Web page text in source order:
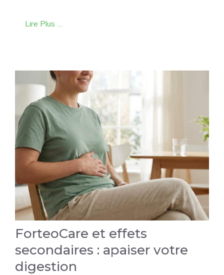
Lire Plus …
ForteoCare et effets
secondaires : apaiser votre
digestion